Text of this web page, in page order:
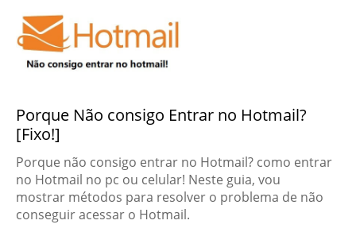
Porque Não consigo Entrar no Hotmail?
[Fixo!]
Porque não consigo entrar no Hotmail? como entrar
no Hotmail no pc ou celular! Neste guia, vou
mostrar métodos para resolver o problema de não
conseguir acessar o Hotmail.